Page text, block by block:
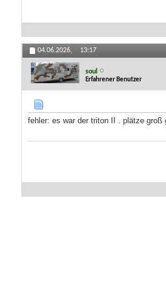
04.06.2026, 13:17
soul
Erfahrener Benutzer
fehler: es war der triton II . plätze groß